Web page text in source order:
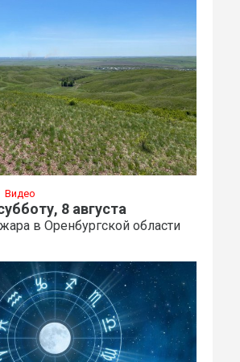
Видео
8 августа
в Оренбургской области